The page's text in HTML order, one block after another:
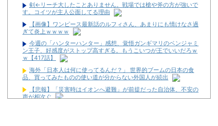
剣←リーチ大したことありません。戦場では槍や斧の方が強いで
す。コイツが主人公面してる理由
【画像】ワンピース最新話のルフィさん、あまりにも情けなさ過
ぎて炎上ｗｗｗｗ
今週の「ハンターハンター」感想、覚悟ガンギマリのベンジャミ
ン王子、好感度がストップ高すぎる。もうこいつが王でいいだろｗ
ｗ【417話】
海外「日本人は何に使ってるんだ？」 世界的ブームの日本の食
品、買ってみたものの使い道が分からない外国人が続出
【悲報】「災害時はイオンへ避難」が前提だった自治体、不安の
声が相次ぐ